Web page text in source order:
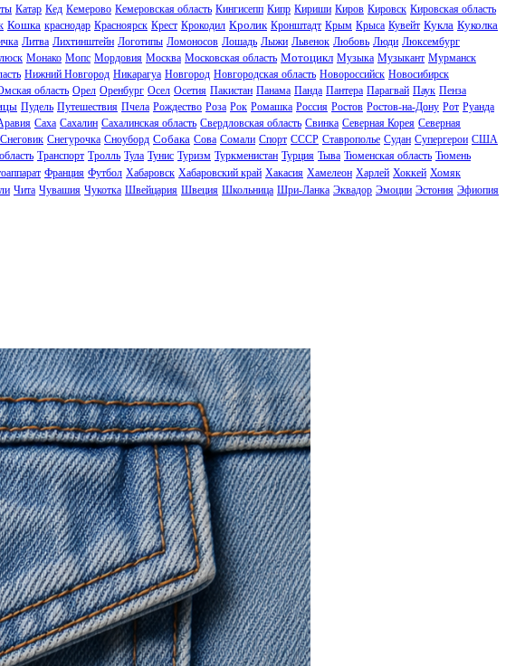
Катар Кед Кемерово Кемеровская область Кингисепп Кипр Кириши Киров Кировск Кировская область
Кошка краснодар Красноярск Крест Крокодил Кролик Кронштадт Крым Крыса Кувейт Кукла Куколка
Литва Лихтинштейн Логотипы Ломоносов Лошадь Лыжи Львенок Любовь Люди Люксембург
Монако Мопс Мордовия Москва Московская область Мотоцикл Музыка Музыкант Мурманск
Нижний Новгород Никарагуа Новгород Новгородская область Новороссийск Новосибирск
область Орел Оренбург Осел Осетия Пакистан Панама Панда Пантера Парагвай Паук Пенза
Пудель Путешествия Пчела Рождество Роза Рок Ромашка Россия Ростов Ростов-на-Дону Рот Руанда
Саха Сахалин Сахалинская область Свердловская область Свинка Северная Корея Северная
Снеговик Снегурочка Сноуборд Собака Сова Сомали Спорт СССР Ставрополье Судан Супергерои США
Транспорт Тролль Тула Тунис Туризм Туркменистан Турция Тыва Тюменская область Тюмень
Франция Футбол Хабаровск Хабаровский край Хакасия Хамелеон Харлей Хоккей Хомяк
Чита Чувашия Чукотка Швейцария Швеция Школьница Шри-Ланка Эквадор Эмоции Эстония Эфиопия